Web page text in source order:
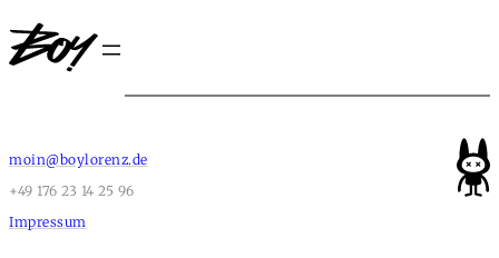
moin@boylorenz.de
+49 176 23 14 25 96
Impressum